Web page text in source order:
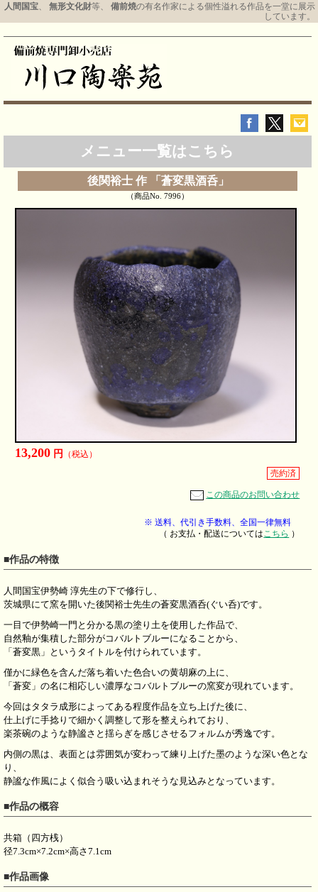
人間国宝、 無形文化財等、 備前焼の有名作家による個性溢れる作品を一堂に展示
しています。
メニュー一覧はこちら
後関裕士 作 「蒼変黒酒呑」
（商品No. 7996）
13,200 円
（税込）
売約済
この商品のお問い合わせ
※ 送料、代引き手数料、全国一律無料
（ お支払・配送については こちら ）
■作品の特徴
人間国宝伊勢崎 淳先生の下で修行し、
茨城県にて窯を開いた後関裕士先生の蒼変黒酒呑(ぐい呑)です。
一目で伊勢崎一門と分かる黒の塗り土を使用した作品で、
自然釉が集積した部分がコバルトブルーになることから、
「蒼変黒」というタイトルを付けられています。
僅かに緑色を含んだ落ち着いた色合いの黄胡麻の上に、
「蒼変」の名に相応しい濃厚なコバルトブルーの窯変が現れています。
今回はタタラ成形によってある程度作品を立ち上げた後に、
仕上げに手捻りで細かく調整して形を整えられており、
楽茶碗のような静謐さと揺らぎを感じさせるフォルムが秀逸です。
内側の黒は、表面とは雰囲気が変わって練り上げた墨のような深い色とな
り、
静謐な作風によく似合う吸い込まれそうな見込みとなっています。
■作品の概容
共箱（四方桟）
径7.3cm×7.2cm×高さ7.1cm
■作品画像